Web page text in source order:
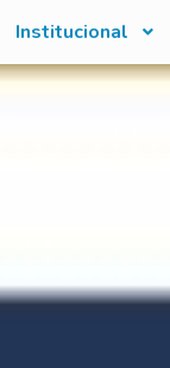
Institucional